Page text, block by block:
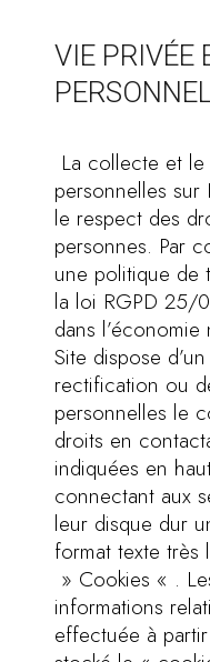
VIE PRIVÉE
La collecte et
personnelles
le respect des
personnes. Par
une politique de
la loi RGPD 25/
dans
Site dispose
rectification ou
personnelles le
droits en
indiquées en
connectant aux
leur disque dur
format texte très
» Cookies « .
informations
effectuée à